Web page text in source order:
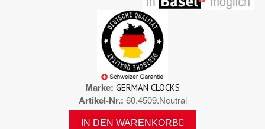
Marke GERMAN CLOCKS
Artikel-Nr. 60.4509.Neutral
IN DEN WARENKORB